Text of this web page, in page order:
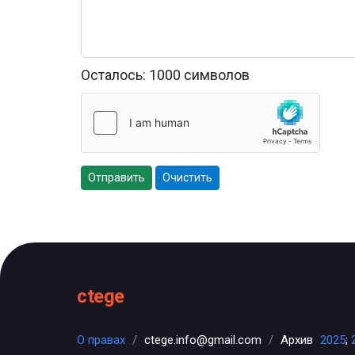
Осталось: 1000 символов
Отправить Очистить
ctege
О правах / ctege.info@gmail.com / Архив 2025;